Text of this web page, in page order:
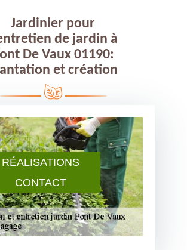
RÉALISATIONS
CONTACT
Jardinier pour
de jardin à
De Vaux 01190:
et création